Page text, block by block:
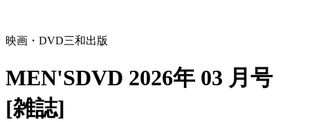
映画・DVD三和出版
MEN'SDVD 2026年 03 月号
[雑誌]